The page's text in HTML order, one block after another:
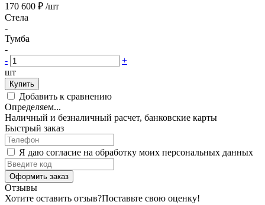
170 600 ₽ /шт
Стела
-
Тумба
-
-
+
шт
Купить
Добавить к сравнению
Определяем...
Наличный и безналичный расчет, банковские карты
Быстрый заказ
Я даю согласие на обработку моих персональных данных
Оформить заказ
Отзывы
Хотите оставить отзыв?Поставьте свою оценку!